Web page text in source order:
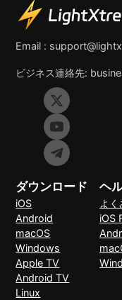
Email :
ビジネス連絡先:
ダウンロード
iOS
Android
macOS
Windows
Apple TV
Android TV
Linux
ヘ
よ
iOS